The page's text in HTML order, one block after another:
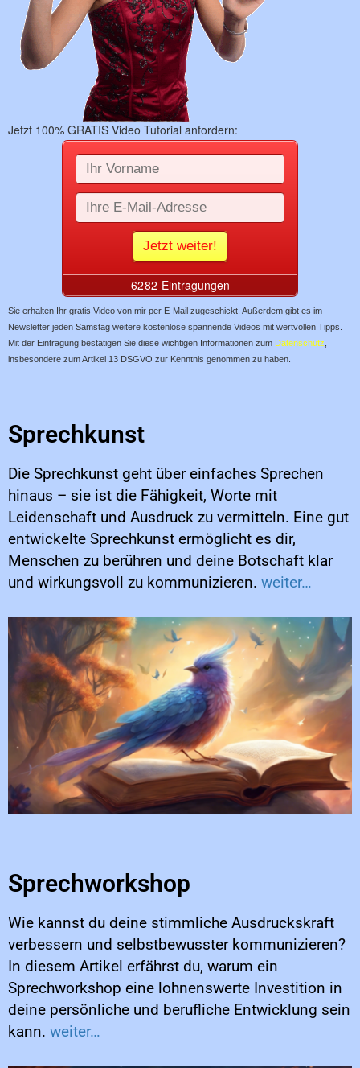
Jetzt 100% GRATIS Video Tutorial anfordern:
Sie erhalten Ihr gratis Video von mir per E-Mail zugeschickt. Außerdem gibt es im
Newsletter jeden Samstag weitere kostenlose spannende Videos mit wertvollen Tipps.
Mit der Eintragung bestätigen Sie diese wichtigen Informationen zum Datenschutz
insbesondere zum Artikel 13 DSGVO zur Kenntnis genommen zu haben.
Sprechkunst
Die Sprechkunst geht über einfaches Sprechen
hinaus – sie ist die Fähigkeit, Worte mit
Leidenschaft und Ausdruck zu vermitteln. Eine gut
entwickelte Sprechkunst ermöglicht es dir,
Menschen zu berühren und deine Botschaft klar
und wirkungsvoll zu kommunizieren. weiter…
Sprechworkshop
Wie kannst du deine stimmliche Ausdruckskraft
verbessern und selbstbewusster kommunizieren?
In diesem Artikel erfährst du, warum ein
Sprechworkshop eine lohnenswerte Investition in
deine persönliche und berufliche Entwicklung sein
kann. weiter…